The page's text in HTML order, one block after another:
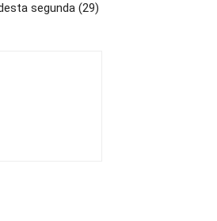
segunda (29)